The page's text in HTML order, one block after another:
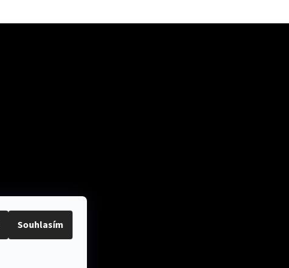
Souhlasím